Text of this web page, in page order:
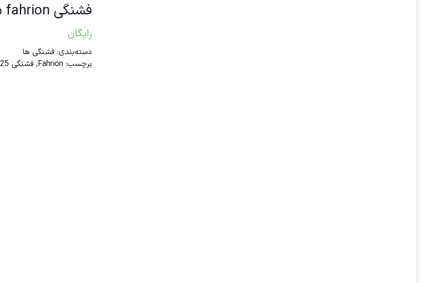
فشنگی A۲۵ fahrion قطر۱۴mm
رایگان
دسته‌بندی: فشنگی ها
برچسب: Fahrion
, فشنگی A25